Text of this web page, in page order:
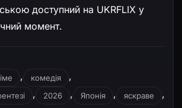
доступний на UKRFLIX у
момент.
, комедія ,
, 2026 , Японія , яскраве ,